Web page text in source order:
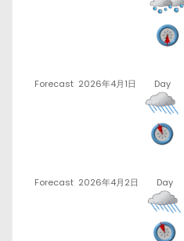
Forecast 2026年4月1日 Day
Forecast 2026年4月2日 Day